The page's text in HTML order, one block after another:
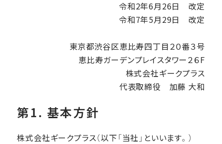
令和2年6月26日 改定
令和7年5月29日 改定
東京都渋谷区恵比寿四丁目２０番３号
恵比寿ガーデンプレイスタワー２６F
株式会社ギークプラス
代表取締役 加藤 大和
第1. 基本方針
株式会社ギークプラス（以下「当社」といいます。）